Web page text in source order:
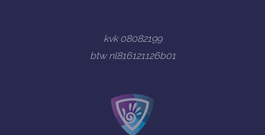
kvk 08082199
btw nl816121126b01